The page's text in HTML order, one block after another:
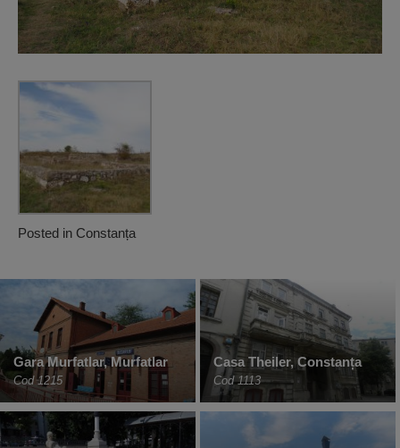
Posted in Constanța
Gara Murfatlar, Murfatlar
Cod 1215
Casa Theiler, Constanța
Cod 1113